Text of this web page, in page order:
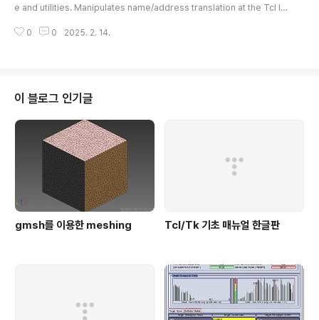
e and utilities. Manipulates name/address translation at the Tcl le
0 0 2025. 2. 14.
이 블로그 인기글
gmsh를 이용한 meshing Tcl/Tk 기초 매뉴얼 한글판